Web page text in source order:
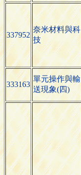
337952
奈米材料與科
技
333163
單元操作與輸
送現象(四)